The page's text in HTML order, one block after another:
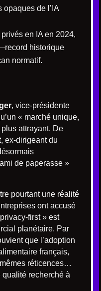
de l’IA
en IA en 2024,
historique
normatif.
, vice-présidente
« marché unique,
attrayant. De
, ex-dirigeant du
de paperasse »
pourtant une réalité
ont accusé
first » est
planétaire. Par
que l’adoption
français,
réticences…
recherché à